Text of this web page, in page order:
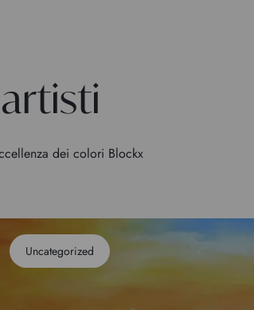
dei colori Blockx
Uncategorized